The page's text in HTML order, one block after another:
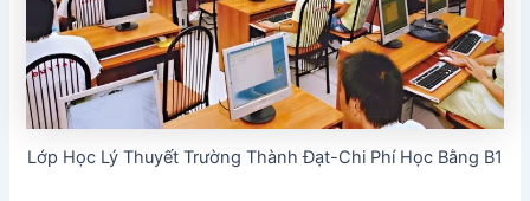
Lớp Học Lý Thuyết Trường Thành Đạt-Chi Phí Học Bằng B1